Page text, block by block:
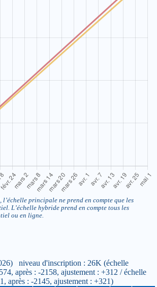
principale ne prend en compte que les
L’échelle hybride prend en compte tous les
ou en ligne.
niveau d'inscription : 26K (échelle
après : -2158, ajustement : +312 / échelle
après : -2145, ajustement : +321)